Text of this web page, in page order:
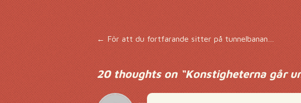
Inläggsnavigering
←För att du fortfarande sitter på tunnelbanan…
20 thoughts on “Konstigheterna går